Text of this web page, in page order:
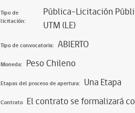
Tipo de
licitación:
Pública-Licitación
UTM (LE)
Tipo de convocatoria: ABIERTO
Moneda: Peso Chileno
Etapas del proceso de apertura: Una Etapa
Contrato El contrato se formalizará